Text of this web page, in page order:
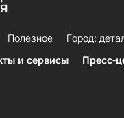
Полезное
Город:
и сервисы Пресс-